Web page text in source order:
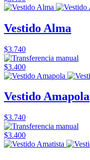
Vestido Alma
$3.740
$3.400
Vestido Amapola
$3.740
$3.400